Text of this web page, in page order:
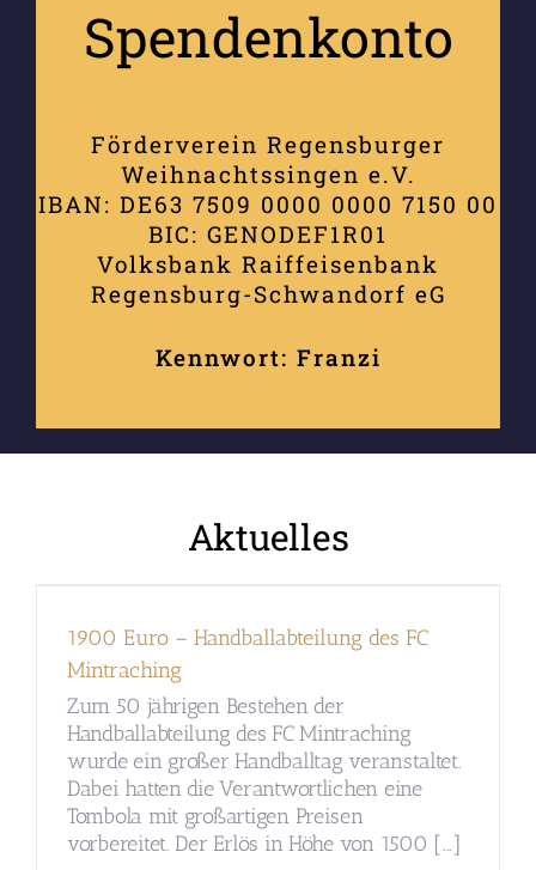
Spendenkonto
Förderverein Regensburger
Weihnachtssingen e.V.
IBAN: DE63 7509 0000 0000 7150 00
BIC: GENODEF1R01
Volksbank Raiffeisenbank
Regensburg-Schwandorf eG
Kennwort: Franzi
Aktuelles
1900 Euro – Handballabteilung des FC
Mintraching
Zum 50 jährigen Bestehen der
Handballabteilung des FC Mintraching
wurde ein großer Handballtag veranstaltet.
Dabei hatten die Verantwortlichen eine
Tombola mit großartigen Preisen
vorbereitet. Der Erlös in Höhe von 1500 [...]